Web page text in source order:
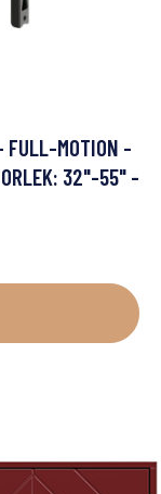
FULL-MOTION -
32"-55" -